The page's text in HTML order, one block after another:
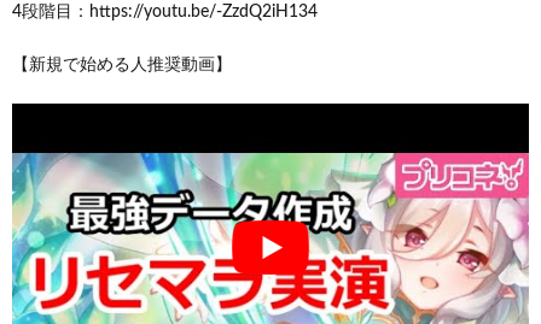
4段階目：https://youtu.be/-ZzdQ2iH134
【新規で始める人推奨動画】